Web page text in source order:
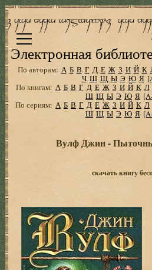
Электронная
По авторам: А Б В Г Д Е Ж З И Й К
Ч Ш Щ Ы Э Ю Я
По книгам: А Б В Г Д Е Ж З И Й К Л
Ш Щ Ы Э Ю Я
По сериям: А Б В Г Д Е Ж З И Й К Л
Ш Щ Ы Э Ю Я
Вулф Джин -
скачать книгу